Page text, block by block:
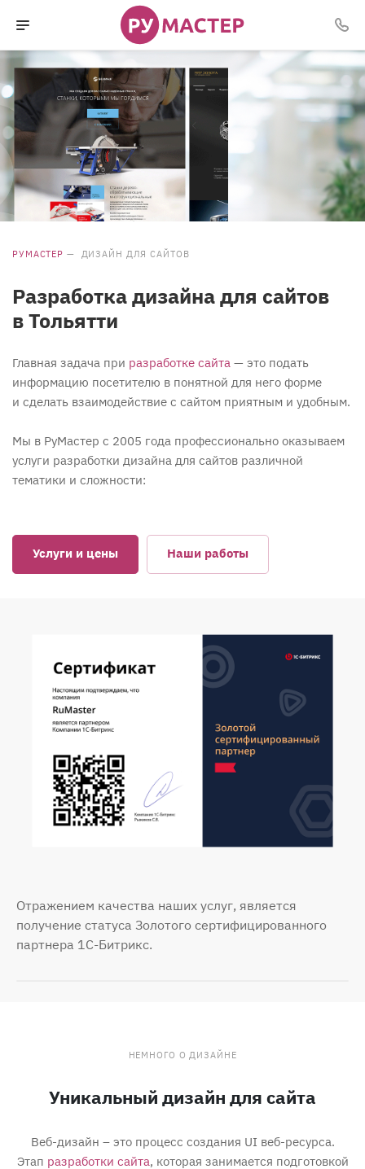
РУМАСТЕР — ДИЗАЙН ДЛЯ САЙТОВ
Разработка дизайна для сайтов
в Тольятти
Главная задача при разработке сайта — это подать
информацию посетителю в понятной для него форме
и сделать взаимодействие с сайтом приятным и удобным.
Мы в РуМастер с 2005 года профессионально оказываем
услуги разработки дизайна для сайтов различной
тематики и сложности:
Услуги и цены Наши работы
Отражением качества наших услуг, является
получение статуса Золотого сертифицированного
партнера 1С-Битрикс.
НЕМНОГО О ДИЗАЙНЕ
Уникальный дизайн для сайта
Веб-дизайн – это процесс создания UI веб-ресурса.
Этап разработки сайта, которая занимается подготовкой